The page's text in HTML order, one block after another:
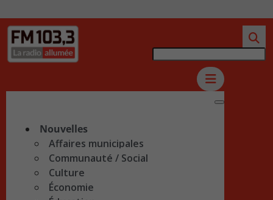
Nouvelles
Affaires municipales
Communauté / Social
Culture
Économie